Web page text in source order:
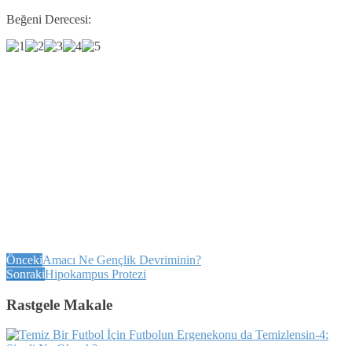
Beğeni Derecesi:
ÖncekiAmacı Ne Gençlik Devriminin?
SonrakiHipokampus Protezi
Rastgele Makale